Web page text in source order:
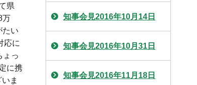
県
万
たい
応に
ょっ
に携
ま
知事会見2016年10月14日
知事会見2016年10月31日
知事会見2016年11月18日